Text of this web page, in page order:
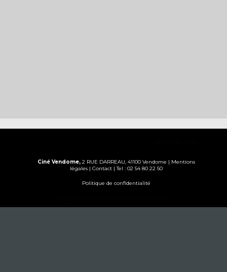
Ciné Vendome,2 RUE DARREAU, 41100 Vendome | Mentions
légales| Contact| Tel : 02 54 80 22 50
Politique de confidentialité